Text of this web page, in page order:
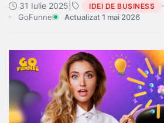
31 Iulie 2025 IDEI DE BUSINESS
GoFunnel
Actualizat 1 mai 2026